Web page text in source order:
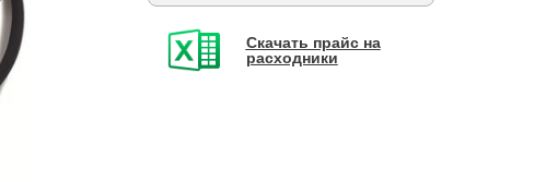
Скачать прайс на
расходники